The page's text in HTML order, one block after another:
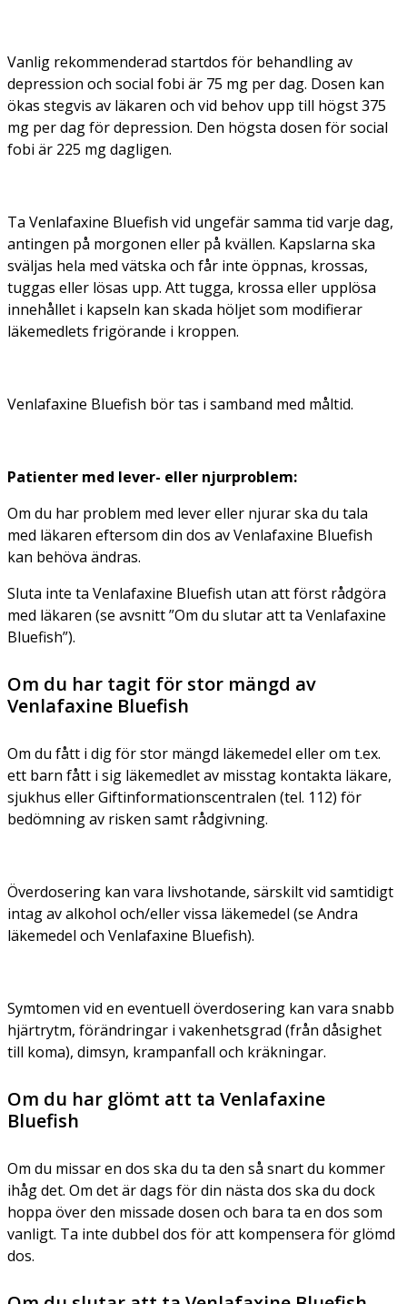
Vanlig rekommenderad startdos för behandling av
depression och social fobi är 75 mg per dag. Dosen kan
ökas stegvis av läkaren och vid behov upp till högst 375
mg per dag för depression. Den högsta dosen för social
fobi är 225 mg dagligen.
Ta Venlafaxine Bluefish vid ungefär samma tid varje dag,
antingen på morgonen eller på kvällen. Kapslarna ska
sväljas hela med vätska och får inte öppnas, krossas,
tuggas eller lösas upp. Att tugga, krossa eller upplösa
innehållet i kapseln kan skada höljet som modifierar
läkemedlets frigörande i kroppen.
Venlafaxine Bluefish bör tas i samband med måltid.
Patienter med lever- eller njurproblem:
Om du har problem med lever eller njurar ska du tala
med läkaren eftersom din dos av Venlafaxine Bluefish
kan behöva ändras.
Sluta inte ta Venlafaxine Bluefish utan att först rådgöra
med läkaren (se avsnitt ”Om du slutar att ta Venlafaxine
Bluefish”).
Om du har tagit för stor mängd av
Venlafaxine Bluefish
Om du fått i dig för stor mängd läkemedel eller om t.ex.
ett barn fått i sig läkemedlet av misstag kontakta läkare,
sjukhus eller Giftinformationscentralen (tel. 112) för
bedömning av risken samt rådgivning.
Överdosering kan vara livshotande, särskilt vid samtidigt
intag av alkohol och/eller vissa läkemedel (se Andra
läkemedel och Venlafaxine Bluefish).
Symtomen vid en eventuell överdosering kan vara snabb
hjärtrytm, förändringar i vakenhetsgrad (från dåsighet
till koma), dimsyn, krampanfall och kräkningar.
Om du har glömt att ta Venlafaxine
Bluefish
Om du missar en dos ska du ta den så snart du kommer
ihåg det. Om det är dags för din nästa dos ska du dock
hoppa över den missade dosen och bara ta en dos som
vanligt. Ta inte dubbel dos för att kompensera för glömd
dos.